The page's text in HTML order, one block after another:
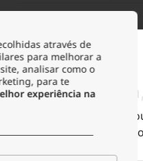
RESISTENTE À
RESISTENTE À
ACONDICIONAMENTO
através de
para melhorar a
analisar como o
para te
experiência na
Olá,
We noticed that
What store